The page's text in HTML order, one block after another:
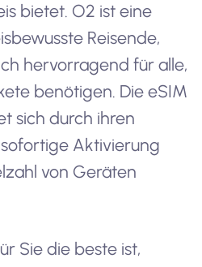
bietet. O2 ist eine
Reisende,
hervorragend für alle,
benötigen. Die eSIM
sich durch ihren
Aktivierung
von Geräten
Sie die beste ist,